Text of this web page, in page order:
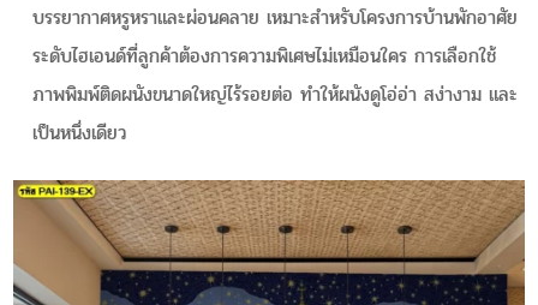
บรรยากาศหรูหราและผ่อนคลาย เหมาะสำหรับโครงการบ้านพักอาศัย
ระดับไฮเอนด์ที่ลูกค้าต้องการความพิเศษไม่เหมือนใคร การเลือกใช้
ภาพพิมพ์ติดผนังขนาดใหญ่ไร้รอยต่อ ทำให้ผนังดูโอ่อ่า สง่างาม และ
เป็นหนึ่งเดียว